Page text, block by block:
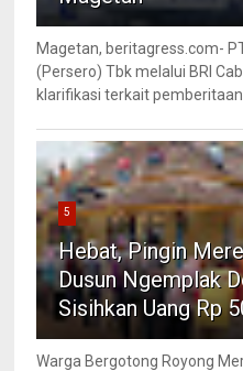
Magetan, beritagress.com-
(Persero) Tbk melalui BRI
klarifikasi terkait pemberitaan
5
Hebat, Pingin
Dusun Ngemplak
Sisihkan Uang Rp
Warga Bergotong Royong